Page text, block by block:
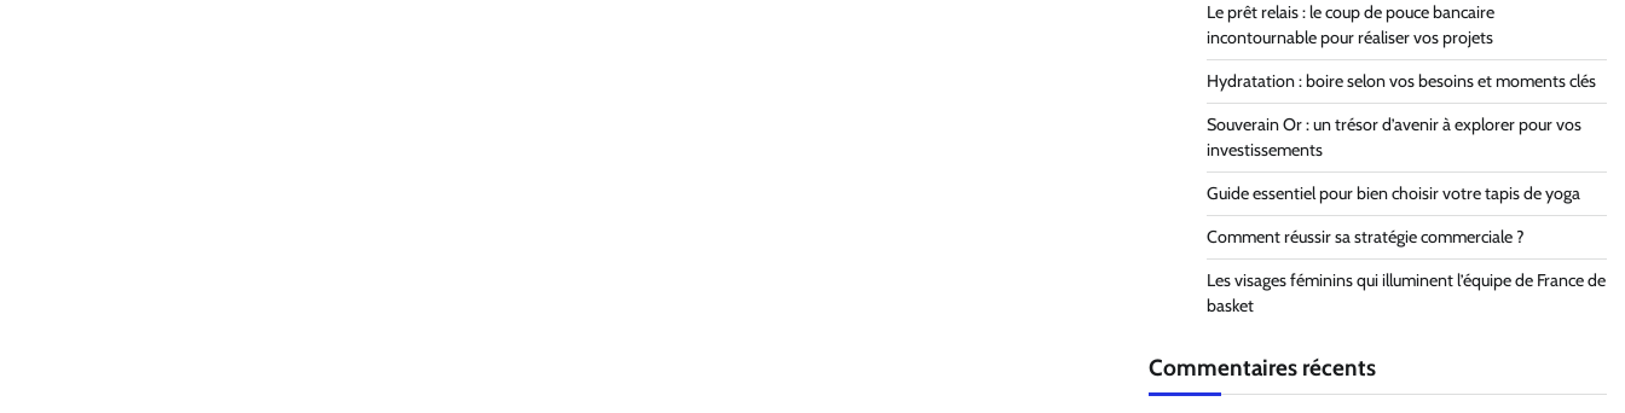
Le prêt relais : le coup de pouce bancaire
incontournable pour réaliser vos projets
Hydratation : boire selon vos besoins et moments clés
Souverain Or : un trésor d’avenir à explorer pour vos
investissements
Guide essentiel pour bien choisir votre tapis de yoga
Comment réussir sa stratégie commerciale ?
Les visages féminins qui illuminent l’équipe de France de
basket
Commentaires récents